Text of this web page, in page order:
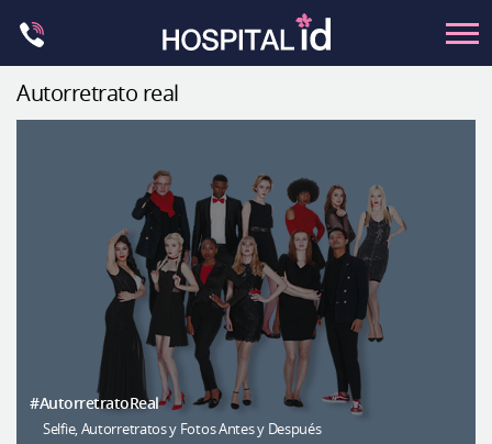
content
Anti-envejecimiento
Contorno del cuerpo
Let Me In
Autorretrato real
#AutorretratoReal
Selfie, Autorretratos y Fotos Antes y Después